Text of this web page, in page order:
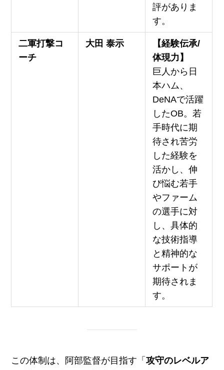
評がありま
す。
二軍打撃コ
ーチ
大田 泰示
【経験伝承/
体現力】
巨人から日
本ハム、
DeNAで活躍
したOB。若
手時代に期
待され苦労
した経験を
活かし、伸
び悩む若手
やファーム
の選手に対
し、具体的
な技術指導
と精神的な
サポートが
期待されま
す。
この体制は、阿部監督が目指す「攻守のレベルア